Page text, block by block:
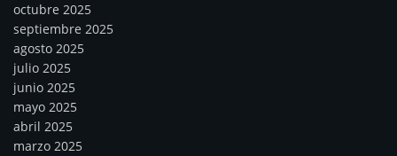
octubre 2025
septiembre 2025
agosto 2025
julio 2025
junio 2025
mayo 2025
abril 2025
marzo 2025